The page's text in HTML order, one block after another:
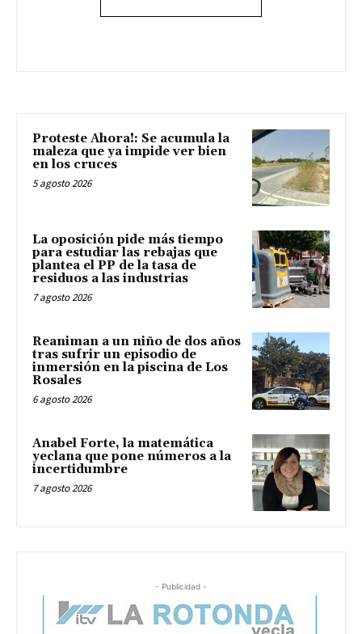
Proteste Ahora!: Se acumula la
maleza que ya impide ver bien
en los cruces
5 agosto 2026
La oposición pide más tiempo
para estudiar las rebajas que
plantea el PP de la tasa de
residuos a las industrias
7 agosto 2026
Reaniman a un niño de dos años
tras sufrir un episodio de
inmersión en la piscina de Los
Rosales
6 agosto 2026
Anabel Forte, la matemática
yeclana que pone números a la
incertidumbre
7 agosto 2026
- Publicidad -